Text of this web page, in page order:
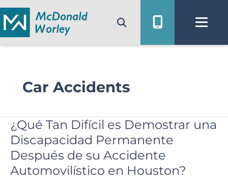
al
contenido
Car Accidents
¿Qué Tan Difícil es Demostrar una
Discapacidad Permanente
Después de su Accidente
Automovilístico en Houston?